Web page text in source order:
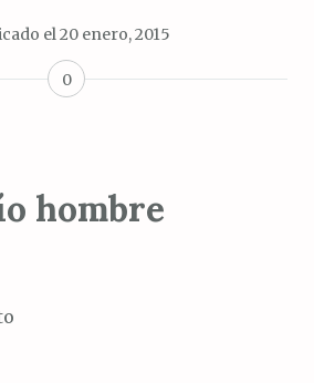
el 20 enero, 2015
0
hombre